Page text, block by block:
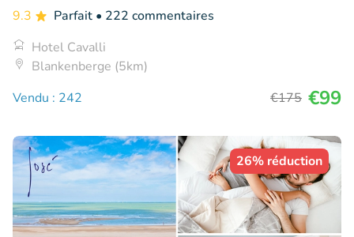
9.3 Parfait • 222 commentaires
Hotel Cavalli
Blankenberge (5km)
Vendu : 242
€175 €99
26% réduction